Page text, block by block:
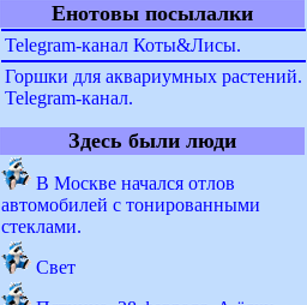
Енотовы посылалки
Telegram-канал Коты&Лисы.
Горшки для аквариумных растений.
Telegram-канал.
Здесь были люди
В Москве начался отлов
автомобилей с тонированными
стеклами.
Свет